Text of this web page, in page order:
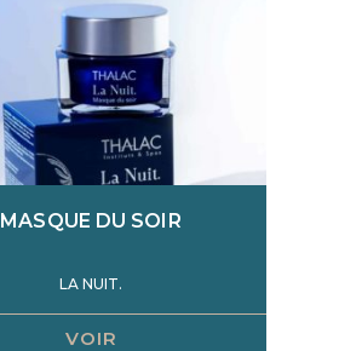
MASQUE DU SOIR
LA NUIT.
VOIR